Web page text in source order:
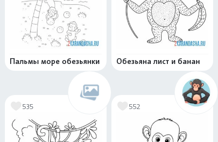
Пальмы море обезьянки Обезьяна лист и банан
535 552